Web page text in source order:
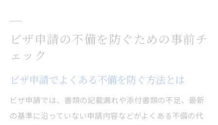
ビザ申請の不備を防ぐための事前チ
ェック
ビザ申請でよくある不備を防ぐ方法とは
ビザ申請では、書類の記載漏れや添付書類の不足、最新
の基準に沿っていない申請内容などがよくある不備の代